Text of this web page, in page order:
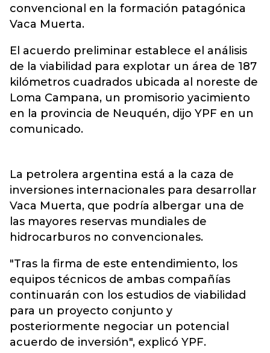
convencional en la formación patagónica
Vaca Muerta.
El acuerdo preliminar establece el análisis
de la viabilidad para explotar un área de 187
kilómetros cuadrados ubicada al noreste de
Loma Campana, un promisorio yacimiento
en la provincia de Neuquén, dijo YPF en un
comunicado.
La petrolera argentina está a la caza de
inversiones internacionales para desarrollar
Vaca Muerta, que podría albergar una de
las mayores reservas mundiales de
hidrocarburos no convencionales.
"Tras la firma de este entendimiento, los
equipos técnicos de ambas compañías
continuarán con los estudios de viabilidad
para un proyecto conjunto y
posteriormente negociar un potencial
acuerdo de inversión", explicó YPF.